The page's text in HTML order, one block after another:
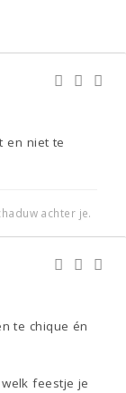
en niet te
achter je.
te chique én
feestje je